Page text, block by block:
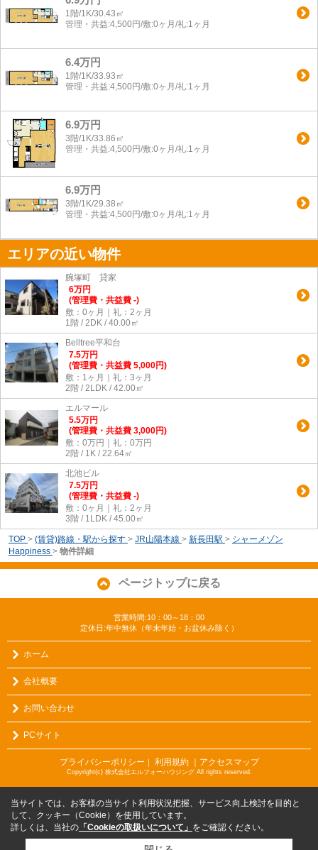
1階/1K/30.43㎡
管理・共益:4,500円/敷:0ヶ月/礼:1ヶ月
6.4万円
1階/1K/33.93㎡
管理・共益:4,500円/敷:0ヶ月/礼:1ヶ月
6.9万円
3階/1K/33.86㎡
管理・共益:4,500円/敷:0ヶ月/礼:1ヶ月
6.9万円
3階/1K/29.38㎡
管理・共益:4,500円/敷:0ヶ月/礼:1ヶ月
エリアの近い物件
腕塚町 貸家
6万円
(管理費・共益費 -)
敷：0ヶ月｜礼：2ヶ月
1階 / 2DK / 40.00㎡
Belltree平和台
7.5万円
(管理費・共益費 5,000円)
敷：1ヶ月｜礼：3ヶ月
2階 / 2LDK / 42.00㎡
エルマール
5.5万円
(管理費・共益費 3,000円)
敷：0万円｜礼：0万円
2階 / 1K / 22.64㎡
北池ビル
7.5万円
(管理費・共益費 -)
敷：0ヶ月｜礼：2ヶ月
3階 / 1LDK / 45.00㎡
TOP > (賃貸)路線・駅から探す > JR山陽本線 > 新長田駅 > シャーメゾン
Happiness > 物件詳細
ページトップに戻る
営業時間:10：00～18：00
定休日:年中無休（年末年始・お盆休み除く）
ホーム
会社概要
お問い合わせ
PCサイト
プライバシーポリシー ｜ 利用規約 ｜アクセスマップ
Copyright(c) 株式会社エルフォーハウジング All rights reserved.
当サイトでは、お客様の当サイト利用状況把握、サービス向上検討を目的と
して、クッキー（Cookie）を使用しています。
詳しくは、当社の 「Cookieの取扱いについて」 をご確認ください。